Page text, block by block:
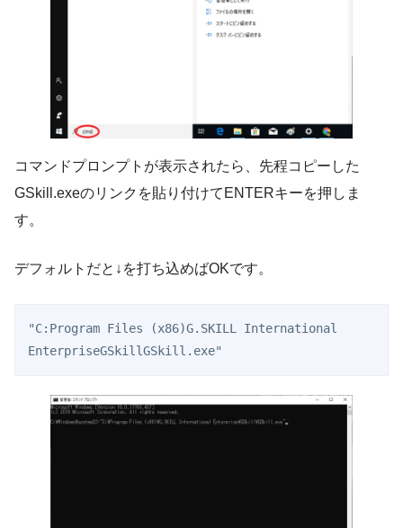
コマンドプロンプトが表示されたら、先程コピーした
GSkill.exeのリンクを貼り付けてENTERキーを押しま
す。
デフォルトだと↓を打ち込めばOKです。
"C:Program Files (x86)G.SKILL International
EnterpriseGSkillGSkill.exe"